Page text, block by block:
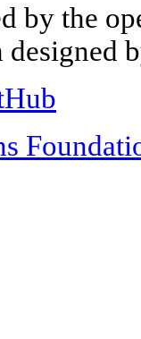
by the
designed